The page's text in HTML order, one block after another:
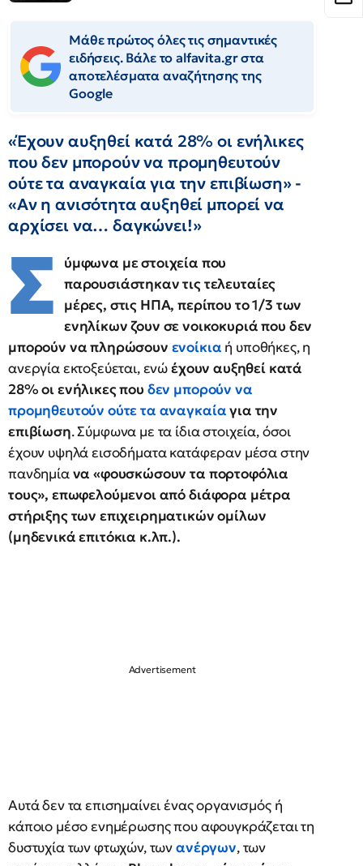
Μάθε πρώτος όλες τις σημαντικές
ειδήσεις. Βάλε το alfavita.gr στα
αποτελέσματα αναζήτησης της
Google
«Έχουν αυξηθεί κατά 28% οι ενήλικες
που δεν μπορούν να προμηθευτούν
ούτε τα αναγκαία για την επιβίωση» -
«Αν η ανισότητα αυξηθεί μπορεί να
αρχίσει να… δαγκώνει!»
Σ
ύμφωνα με στοιχεία που
παρουσιάστηκαν τις τελευταίες
μέρες, στις ΗΠΑ, περίπου το 1/3 των
ενηλίκων ζουν σε νοικοκυριά που δεν
μπορούν να πληρώσουν ενοίκια ή υποθήκες, η
ανεργία εκτοξεύεται, ενώέχουν αυξηθεί κατά
28% οι ενήλικες που δεν μπορούν να
προμηθευτούν ούτε τα αναγκαίαγια την
επιβίωση. Σύμφωνα με τα ίδια στοιχεία, όσοι
έχουν υψηλά εισοδήματα κατάφεραν μέσα στην
πανδημίανα «φουσκώσουν τα πορτοφόλια
τους», επωφελούμενοι από διάφορα μέτρα
στήριξης των επιχειρηματικών ομίλων
(μηδενικά επιτόκια κ.λπ.).
Αυτά δεν τα επισημαίνει ένας οργανισμός ή
κάποιο μέσο ενημέρωσης που αφουγκράζεται τη
δυστυχία των φτωχών, τωνανέργων, των